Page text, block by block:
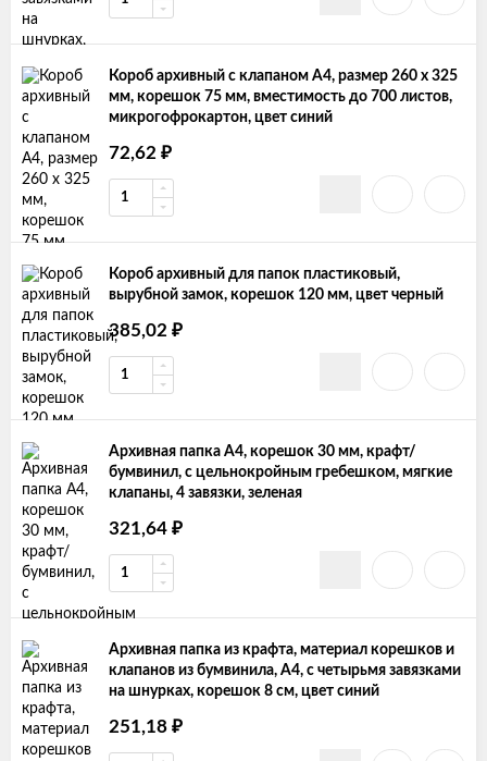
Короб архивный с клапаном А4, размер 260 х 325
мм, корешок 75 мм, вместимость до 700 листов,
микрогофрокартон, цвет синий
72,62 ₽
Короб архивный для папок пластиковый,
вырубной замок, корешок 120 мм, цвет черный
385,02 ₽
Архивная папка А4, корешок 30 мм, крафт/
бумвинил, с цельнокройным гребешком, мягкие
клапаны, 4 завязки, зеленая
321,64 ₽
Архивная папка из крафта, материал корешков и
клапанов из бумвинила, А4, с четырьмя завязками
на шнурках, корешок 8 см, цвет синий
251,18 ₽